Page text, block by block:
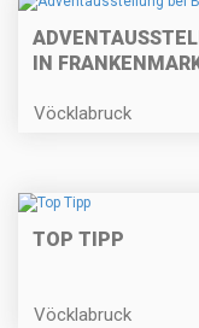
IN
Vöcklabruck
TOP TIPP
Vöcklabruck